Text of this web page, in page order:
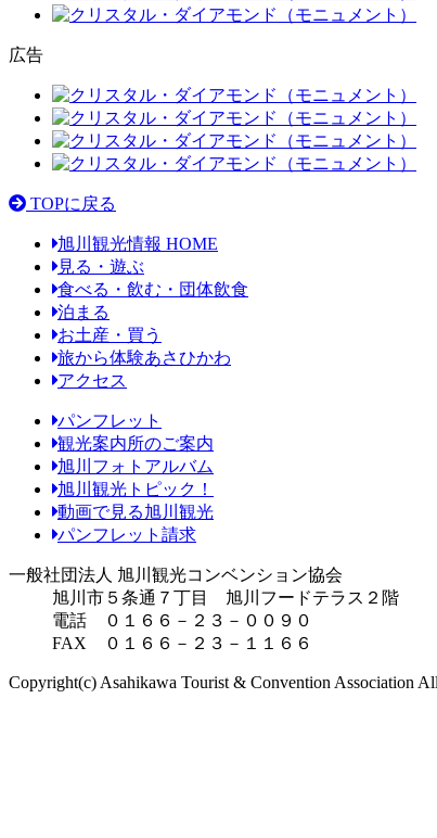
広告
TOPに戻る
旭川観光情報 HOME
見る・遊ぶ
食べる・飲む・団体飲食
泊まる
お土産・買う
旅から体験あさひかわ
アクセス
パンフレット
観光案内所のご案内
旭川フォトアルバム
旭川観光トピック！
動画で見る旭川観光
パンフレット請求
一般社団法人 旭川観光コンベンション協会
旭川市５条通７丁目 旭川フードテラス２階
電話 ０１６６－２３－００９０
FAX ０１６６－２３－１１６６
Copyright(c) Asahikawa Tourist & Convention Association